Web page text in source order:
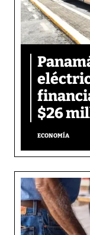
$26
ECONOMÍA